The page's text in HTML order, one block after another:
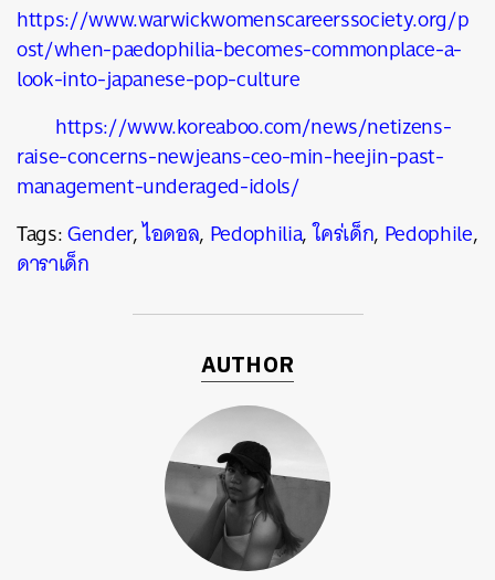
https://www.warwickwomenscareerssociety.org/p
ost/when-paedophilia-becomes-commonplace-a-
look-into-japanese-pop-culture
https://www.koreaboo.com/news/netizens-
raise-concerns-newjeans-ceo-min-heejin-past-
management-underaged-idols/
Tags:Gender,ไอดอล, Pedophilia,ใคร่เด็ก, Pedophile,
ดาราเด็ก
AUTHOR